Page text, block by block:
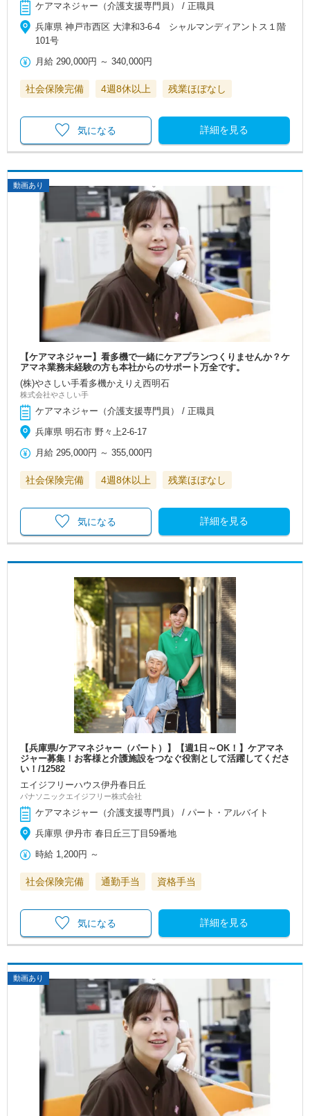
ケアマネジャー（介護支援専門員） / 正職員
兵庫県 神戸市西区 大津和3-6-4 シャルマンディアントス１階
101号
月給 290,000円 ～340,000円
社会保険完備 4週8休以上 残業ほぼなし
詳細を見る
気になる
動画あり
【ケアマネジャー】看多機で一緒にケアプランつくりませんか？ケ
アマネ業務未経験の方も本社からのサポート万全です。
(株)やさしい手看多機かえりえ西明石
株式会社やさしい手
ケアマネジャー（介護支援専門員） / 正職員
兵庫県 明石市 野々上2-6-17
月給 295,000円 ～355,000円
社会保険完備 4週8休以上 残業ほぼなし
詳細を見る
気になる
【兵庫県/ケアマネジャー（パート）】【週1日～OK！】ケアマネ
ジャー募集！お客様と介護施設をつなぐ役割として活躍してくださ
い！/12582
エイジフリーハウス伊丹春日丘
パナソニックエイジフリー株式会社
ケアマネジャー（介護支援専門員） / パート・アルバイト
兵庫県 伊丹市 春日丘三丁目59番地
時給 1,200円 ～
社会保険完備 通勤手当 資格手当
詳細を見る
気になる
動画あり